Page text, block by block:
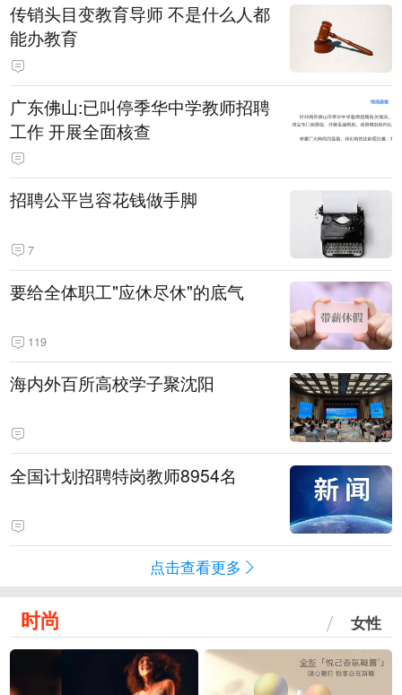
传销头目变教育导师 不是什么人都
能办教育
广东佛山:已叫停季华中学教师招聘
工作 开展全面核查
招聘公平岂容花钱做手脚
7
要给全体职工"应休尽休"的底气
119
海内外百所高校学子聚沈阳
全国计划招聘特岗教师8954名
点击查看更多
时尚 女性